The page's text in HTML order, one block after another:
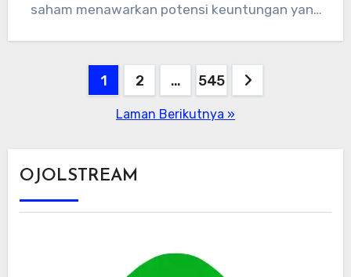
saham menawarkan potensi keuntungan yang
Paginasi
1 2 … 545
Laman Berikutnya »
OJOLSTREAM